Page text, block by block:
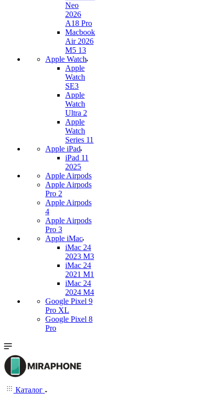
Neo
2026
A18 Pro
Macbook
Air 2026
M5 13
Apple Watch
Apple
Watch
SE3
Apple
Watch
Ultra 2
Apple
Watch
Series 11
Apple iPad
iPad 11
2025
Apple Airpods
Apple Airpods
Pro 2
Apple Airpods
4
Apple Airpods
Pro 3
Apple iMac
iMac 24
2023 M3
iMac 24
2021 M1
iMac 24
2024 M4
Google Pixel 9
Pro XL
Google Pixel 8
Pro
Каталог